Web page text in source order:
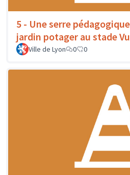
5 - Une serre
jardin potager au stade
Ville de Lyon
0 0